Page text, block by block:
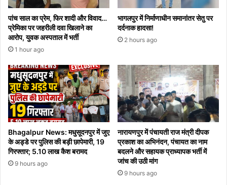
पांच साल का प्रेम, फिर शादी और विवाद…
प्रेमिका पर जहरीली दवा खिलाने का
आरोप, युवक अस्पताल में भर्ती
1 hour ago
भागलपुर में निर्माणाधीन समानांतर सेतु पर
दर्दनाक हादसा!
2 hours ago
Bhagalpur News: मधुसूदनपुर में जुए
के अड्डे पर पुलिस की बड़ी छापेमारी, 19
गिरफ्तार; 5.10 लाख कैश बरामद
9 hours ago
नारायणपुर में पंचायती राज मंत्री दीपक
प्रकाश का अभिनंदन, पंचायत का नाम
बदलने और सहायक प्राध्यापक भर्ती में
जांच की उठी मांग
9 hours ago